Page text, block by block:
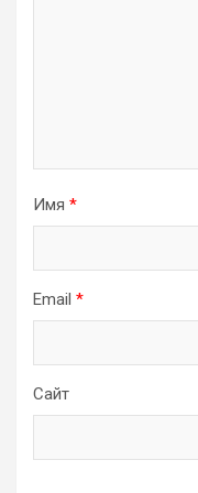
Имя *
Email *
Сайт